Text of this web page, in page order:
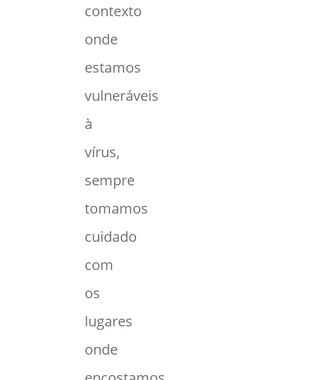
contexto
onde
estamos
vulneráveis
à
vírus,
sempre
tomamos
cuidado
com
os
lugares
onde